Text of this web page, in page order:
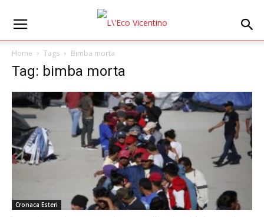
Home Tags Bimba morta
Tag: bimba morta
Cronaca Esteri